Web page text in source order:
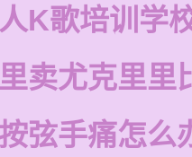
K歌培训学
卖尤克里里
弦手痛怎么